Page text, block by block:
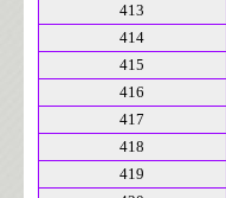
413
414
415
416
417
418
419